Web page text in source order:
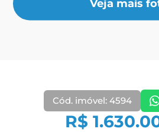
Veja mais
Cód. imóvel: 4594
R$